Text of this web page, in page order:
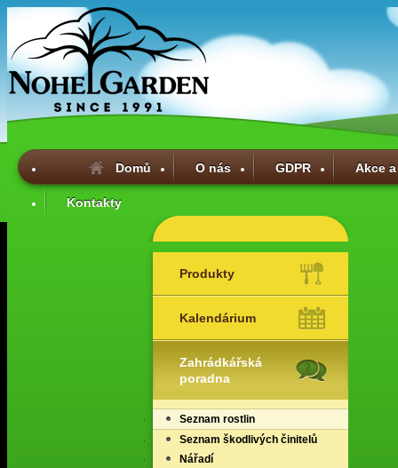
Domů O nás GDPR Akce
Kontakty
Produkty
Kalendárium
Zahrádkářská
poradna
Seznam rostlin
Seznam škodlivých činitelů
Nářadí